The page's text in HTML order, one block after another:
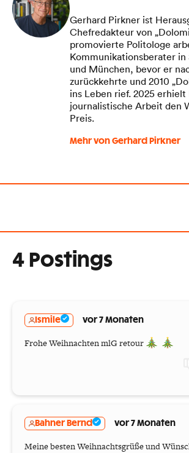
Gerhard Pirkner ist
Chefredakteur von
promovierte Politologe
Kommunikationsberater in
und München, bevor er
zurückkehrte und 2010
ins Leben rief. 2025
journalistische Arbeit den
Preis.
Mehr von Gerhard Pirkner
4 Postings
Ismile vor 7 Monaten
Frohe Weihnachten mlG retour
Bahner Bernd vor 7 Monaten
Meine besten Weihnachtsgrüße und